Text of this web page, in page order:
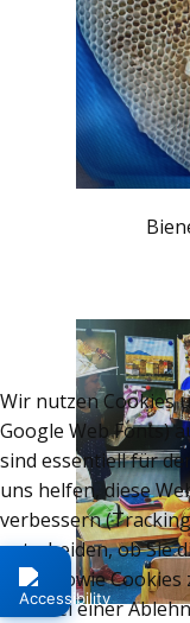
Wir nutzen Cookies
Google Web Fonts)
sind essentiell für
uns helfen, diese
verbessern
entscheiden, ob Sie
Maps sowie
dass bei einer